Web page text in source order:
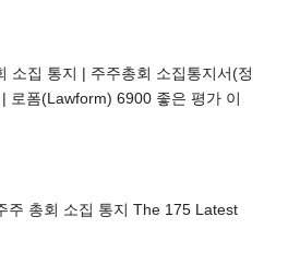
소집 통지 | 주주총회 소집통지서(정
로폼(Lawform) 6900 좋은 평가 이
주 총회 소집 통지 The 175 Latest